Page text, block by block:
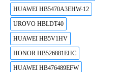
HUAWEI HB5470A3EHW-12
UROVO HBLDT40
HUAWEI HB5V1HV
HONOR HB526881EHC
HUAWEI HB476489EFW